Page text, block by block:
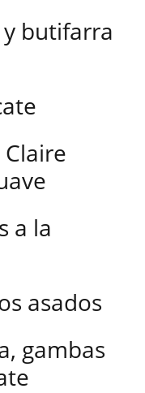
butifarra
a la
asados
gambas